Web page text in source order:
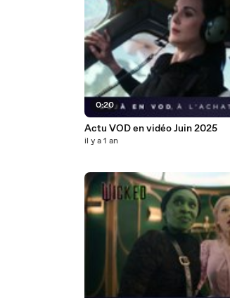
0:20
Actu VOD en vidéo Juin 2025
il y a 1 an